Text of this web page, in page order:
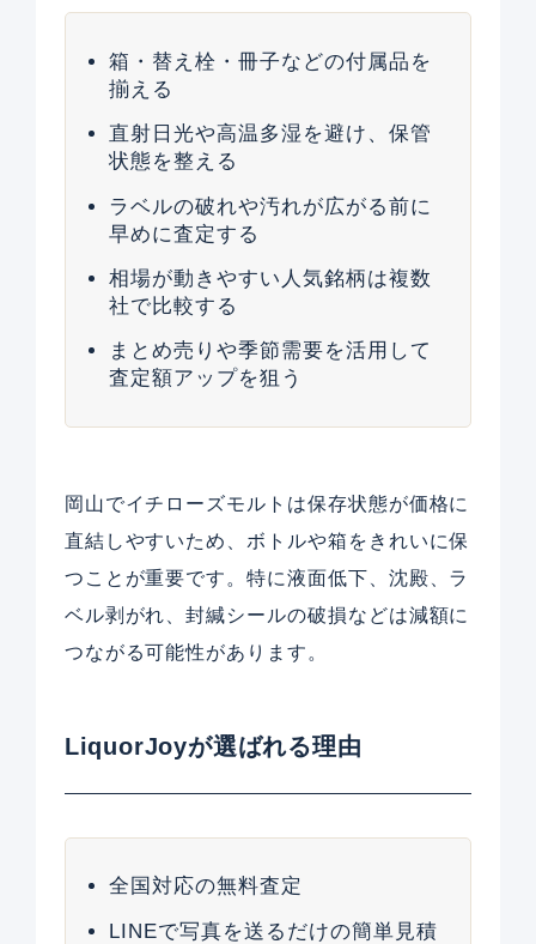
箱・替え栓・冊子などの付属品を
揃える
直射日光や高温多湿を避け、保管
状態を整える
ラベルの破れや汚れが広がる前に
早めに査定する
相場が動きやすい人気銘柄は複数
社で比較する
まとめ売りや季節需要を活用して
査定額アップを狙う
岡山でイチローズモルトは保存状態が価格に
直結しやすいため、ボトルや箱をきれいに保
つことが重要です。特に液面低下、沈殿、ラ
ベル剥がれ、封緘シールの破損などは減額に
つながる可能性があります。
LiquorJoyが選ばれる理由
全国対応の無料査定
LINEで写真を送るだけの簡単見積